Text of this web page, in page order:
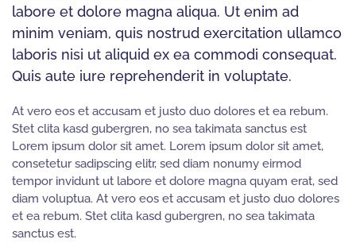
labore et dolore magna aliqua. Ut enim ad
minim veniam, quis nostrud exercitation ullamco
laboris nisi ut aliquid ex ea commodi consequat.
Quis aute iure reprehenderit in voluptate.
At vero eos et accusam et justo duo dolores et ea rebum.
Stet clita kasd gubergren, no sea takimata sanctus est
Lorem ipsum dolor sit amet. Lorem ipsum dolor sit amet,
consetetur sadipscing elitr, sed diam nonumy eirmod
tempor invidunt ut labore et dolore magna quyam erat, sed
diam voluptua. At vero eos et accusam et justo duo dolores
et ea rebum. Stet clita kasd gubergren, no sea takimata
sanctus est.